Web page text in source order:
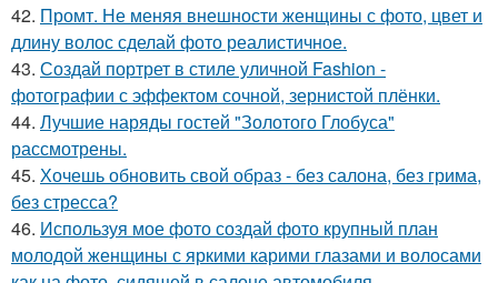
42. Промт. Не меняя внешности женщины с фото, цвет и
длину волос сделай фото реалистичное.
43. Создай портрет в стиле уличной Fashion -
фотографии с эффектом сочной, зернистой плёнки.
44. Лучшие наряды гостей "Золотого Глобуса"
рассмотрены.
45. Хочешь обновить свой образ - без салона, без грима,
без стресса?
46. Используя мое фото создай фото крупный план
молодой женщины с яркими карими глазами и волосами